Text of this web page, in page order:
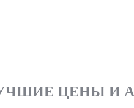
ЦЕНЫ И